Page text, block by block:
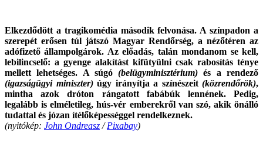
Elkezdődött a tragikomédia második felvonása. A színpadon a
szerepét erősen túl játszó Magyar Rendőrség, a nézőtéren az
adófizető állampolgárok. Az előadás, talán mondanom se kell,
lebilincselő: a gyenge alakítást kifütyülni csak rabosítás ténye
mellett lehetséges. A súgó(belügyminisztérium) és a rendező
(igazságügyi miniszter)úgy irányítja a színészeit (közrendőrök),
mintha azok dróton rángatott fabábúk lennének. Pedig,
legalább is elméletileg, hús-vér emberekről van szó, akik önálló
tudattal és józan ítélőképességgel rendelkeznek.
(nyitókép: John Ondreasz /Pixabay)